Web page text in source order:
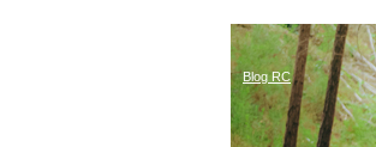
Blog RC